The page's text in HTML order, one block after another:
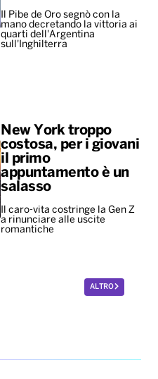
Il Pibe de Oro segnò con la
mano decretando la vittoria ai
quarti dell'Argentina
sull'Inghilterra
New York troppo
costosa, per i giovani
il primo
appuntamento è un
salasso
Il caro-vita costringe la Gen Z
a rinunciare alle uscite
romantiche
ALTRO